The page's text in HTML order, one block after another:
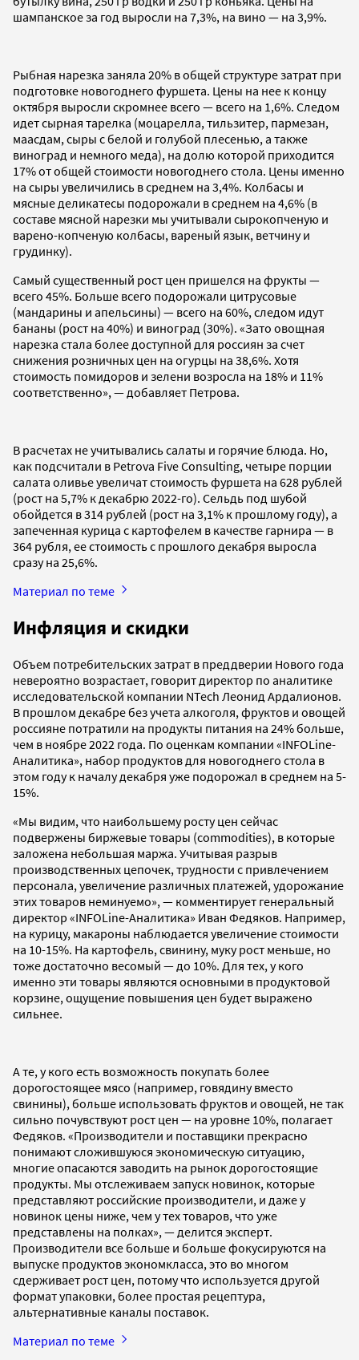
шампанское за год выросли на 7,3%, на вино — на 3,9%.
Рыбная нарезка заняла 20% в общей структуре затрат при
подготовке новогоднего фуршета. Цены на нее к концу
октября выросли скромнее всего — всего на 1,6%. Следом
идет сырная тарелка (моцарелла, тильзитер, пармезан,
маасдам, сыры с белой и голубой плесенью, а также
виноград и немного меда), на долю которой приходится
17% от общей стоимости новогоднего стола. Цены именно
на сыры увеличились в среднем на 3,4%. Колбасы и
мясные деликатесы подорожали в среднем на 4,6% (в
составе мясной нарезки мы учитывали сырокопченую и
варено-копченую колбасы, вареный язык, ветчину и
грудинку).
Самый существенный рост цен пришелся на фрукты —
всего 45%. Больше всего подорожали цитрусовые
(мандарины и апельсины) — всего на 60%, следом идут
бананы (рост на 40%) и виноград (30%). «Зато овощная
нарезка стала более доступной для россиян за счет
снижения розничных цен на огурцы на 38,6%. Хотя
стоимость помидоров и зелени возросла на 18% и 11%
соответственно», — добавляет Петрова.
В расчетах не учитывались салаты и горячие блюда. Но,
как подсчитали в Petrova Five Consulting, четыре порции
салата оливье увеличат стоимость фуршета на 628 рублей
(рост на 5,7% к декабрю 2022-го). Сельдь под шубой
обойдется в 314 рублей (рост на 3,1% к прошлому году), а
запеченная курица с картофелем в качестве гарнира — в
364 рубля, ее стоимость с прошлого декабря выросла
сразу на 25,6%.
Материал по теме
Инфляция и скидки
Объем потребительских затрат в преддверии Нового года
невероятно возрастает, говорит директор по аналитике
исследовательской компании NTech Леонид Ардалионов.
В прошлом декабре без учета алкоголя, фруктов и овощей
россияне потратили на продукты питания на 24% больше,
чем в ноябре 2022 года. По оценкам компании «INFOLine-
Аналитика», набор продуктов для новогоднего стола в
этом году к началу декабря уже подорожал в среднем на 5-
15%.
«Мы видим, что наибольшему росту цен сейчас
подвержены биржевые товары (commodities), в которые
заложена небольшая маржа. Учитывая разрыв
производственных цепочек, трудности с привлечением
персонала, увеличение различных платежей, удорожание
этих товаров неминуемо», — комментирует генеральный
директор «INFOLine-Аналитика» Иван Федяков. Например,
на курицу, макароны наблюдается увеличение стоимости
на 10-15%. На картофель, свинину, муку рост меньше, но
тоже достаточно весомый — до 10%. Для тех, у кого
именно эти товары являются основными в продуктовой
корзине, ощущение повышения цен будет выражено
сильнее.
А те, у кого есть возможность покупать более
дорогостоящее мясо (например, говядину вместо
свинины), больше использовать фруктов и овощей, не так
сильно почувствуют рост цен — на уровне 10%, полагает
Федяков. «Производители и поставщики прекрасно
понимают сложившуюся экономическую ситуацию,
многие опасаются заводить на рынок дорогостоящие
продукты. Мы отслеживаем запуск новинок, которые
представляют российские производители, и даже у
новинок цены ниже, чем у тех товаров, что уже
представлены на полках», — делится эксперт.
Производители все больше и больше фокусируются на
выпуске продуктов экономкласса, это во многом
сдерживает рост цен, потому что используется другой
формат упаковки, более простая рецептура,
альтернативные каналы поставок.
Материал по теме